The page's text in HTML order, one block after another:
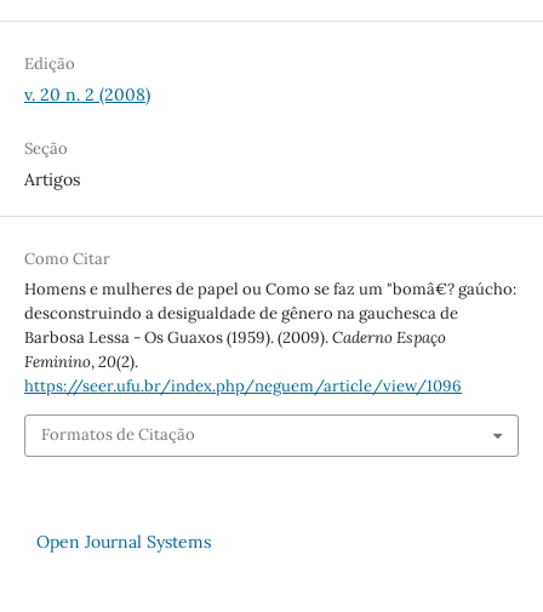
Edição
v. 20 n. 2 (2008)
Seção
Artigos
Como Citar
Homens e mulheres de papel ou Como se faz um "bomâ€? gaúcho:
desconstruindo a desigualdade de gênero na gauchesca de
Barbosa Lessa - Os Guaxos (1959). (2009).Caderno Espaço
Feminino,20(2).
https://seer.ufu.br/index.php/neguem/article/view/1096
Formatos de Citação
Open Journal Systems